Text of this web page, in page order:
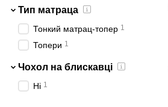
Тип матраца
Тонкий матрац-топер 1
Топери 1
Чохол на блискавці
Ні 1